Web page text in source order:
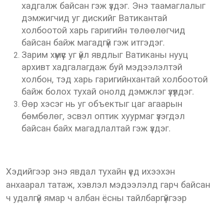
хадгалж байсан гэж үздэг. Энэ таамаглалыг
дэмжигчид уг дискийг Ватикантай
холбоотой харь гаригийн төлөөлөгчид
байсан байж магадгүй гэж итгэдэг.
Зарим хүмүүс уг үйл явдлыг Ватиканы нууц
архивт хадгалагдаж буй мэдээлэлтэй
холбон, тэд харь гаригийнхантай холбоотой
байж болох тухай онолд дэмжлэг үзүүлдэг.
Өөр хэсэг нь уг объектыг цаг агаарын
бөмбөлөг, эсвэл оптик хуурмаг үзэгдэл
байсан байх магадлалтай гэж үздэг.
Хэдийгээр энэ явдал тухайн үед ихээхэн
анхаарал татаж, хэвлэл мэдээлэлд гарч байсан
ч удалгүй ямар ч албан ёсны тайлбаргүйгээр